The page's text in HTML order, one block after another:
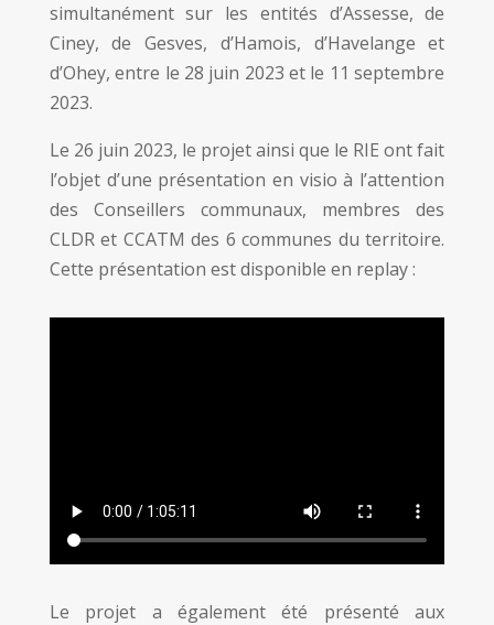
simultanément sur les entités d’Assesse, de
Ciney, de Gesves, d’Hamois, d’Havelange et
d’Ohey, entre le 28 juin 2023 et le 11 septembre
2023.
Le 26 juin 2023, le projet ainsi que le RIE ont fait
l’objet d’une présentation en visio à l’attention
des Conseillers communaux, membres des
CLDR et CCATM des 6 communes du territoire.
Cette présentation est disponible en replay :
Le projet a également été présenté aux